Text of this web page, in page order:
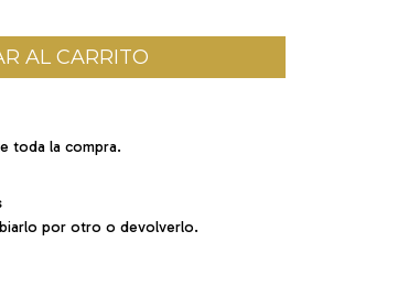
toda la compra.
por otro o devolverlo.